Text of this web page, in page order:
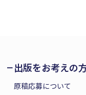
出版をお考えの
原稿応募について